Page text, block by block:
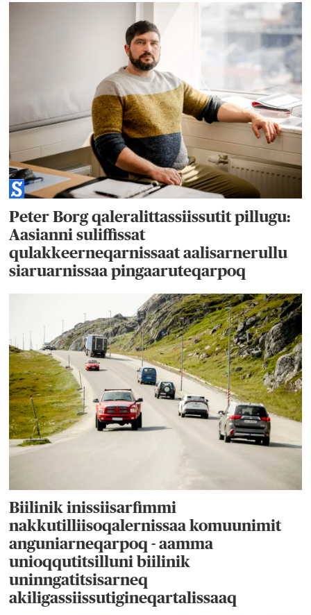
Peter Borg qaleralittassiissutit pillugu:
Aasianni suliffissat
qulakkeerneqarnissaat aalisarnerullu
siaruarnissaa pingaaruteqarpoq
Biilinik inissiisarfimmi
nakkutilliisoqalernissaa komuunimit
anguniarneqarpoq - aamma
unioqqutitsilluni biilinik
uninngatitsisarneq
akiligassiissutigineqartalissaaq